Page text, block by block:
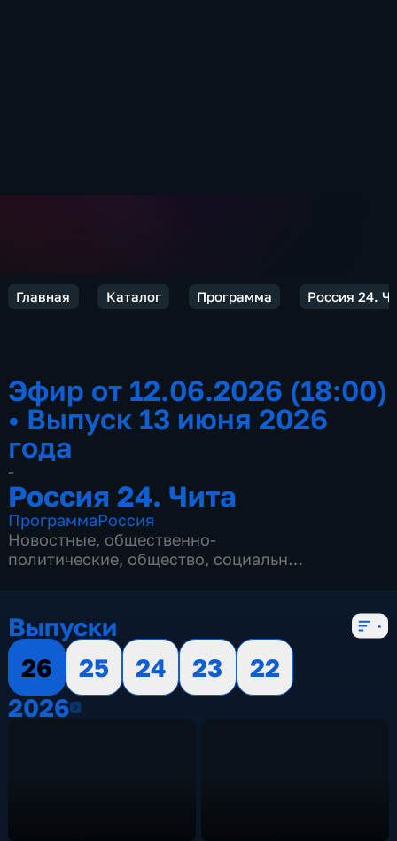
Главная Каталог Программа Россия 24.
Эфир от 12.06.2026 (18:00)
• Выпуск 13 июня 2026
года
-
Россия 24. Чита
ПрограммаРоссия
Новостные, общественно-
политические, общество, социально-
Выпуски
26
25 24 23
22
20262026